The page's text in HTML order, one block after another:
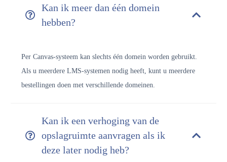
Kan ik meer dan één domein
hebben?
Per Canvas-systeem kan slechts één domein worden gebruikt.
Als u meerdere LMS-systemen nodig heeft, kunt u meerdere
bestellingen doen met verschillende domeinen.
Kan ik een verhoging van de
opslagruimte aanvragen als ik
deze later nodig heb?